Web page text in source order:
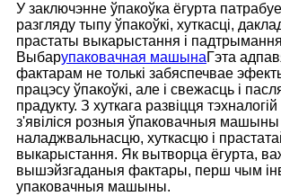
У заключэнне ўпакоўка ёгурта
разгляду тыпу ўпакоўкі, хуткасці,
прастаты выкарыстання і падтрымання
Выбарупаковачная машынаГэта
фактарам не толькі забяспечвае
працэсу ўпакоўкі, але і свежасць і
прадукту. З хуткага развіцця
з'явіліся розныя ўпаковачныя машыны
наладжвальнасцю, хуткасцю і
выкарыстання. Як вытворца ёгурта,
вышэйзгаданыя фактары, перш чым
упаковачныя машыны.